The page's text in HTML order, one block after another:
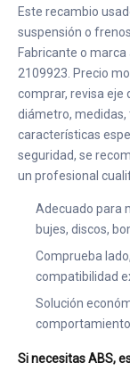
Este recambio
suspensión o
Fabricante o
2109923. Precio
comprar, revisa eje
diámetro, medidas,
características
seguridad, se
un profesional
Adecuado para
bujes, discos,
Comprueba
compatibilidad
Solución
comportamiento
Si necesitas ABS,